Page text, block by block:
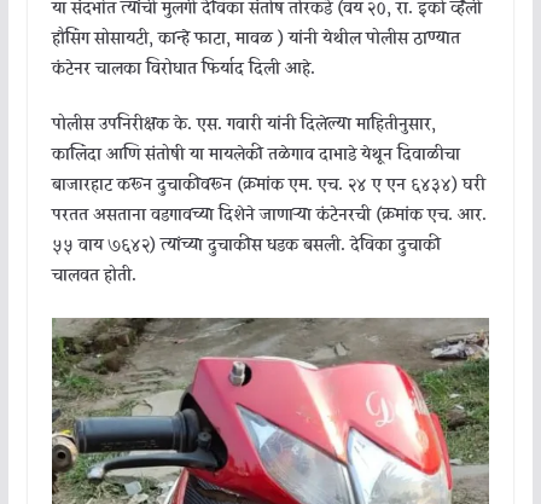
या संदर्भात त्यांची मुलगी देविका संतोष तोरकडे (वय २०, रा. इको व्हॅली
हौसिंग सोसायटी, कान्हे फाटा, मावळ ) यांनी येथील पोलीस ठाण्यात
कंटेनर चालका विरोधात फिर्याद दिली आहे.
पोलीस उपनिरीक्षक के. एस. गवारी यांनी दिलेल्या माहितीनुसार,
कालिंदा आणि संतोषी या मायलेकी तळेगाव दाभाडे येथून दिवाळीचा
बाजारहाट करून दुचाकीवरून (क्रमांक एम. एच. २४ ए एन ६४३४) घरी
परतत असताना वडगावच्या दिशेने जाणाऱ्या कंटेनरची (क्रमांक एच. आर.
५५ वाय ७६४२) त्यांच्या दुचाकीस धडक बसली. देविका दुचाकी
चालवत होती.